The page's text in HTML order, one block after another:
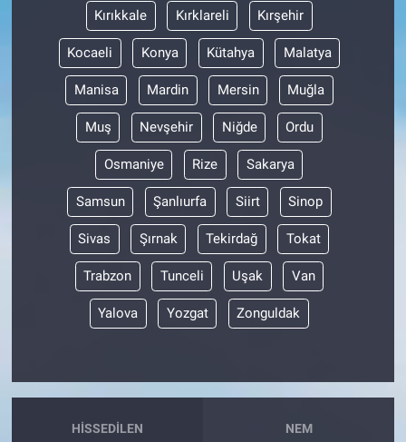
Kırıkkale Kırklareli Kırşehir
Kocaeli Konya Kütahya Malatya
Manisa Mardin Mersin Muğla
Muş Nevşehir Niğde Ordu
Osmaniye Rize Sakarya
Samsun Şanlıurfa Siirt Sinop
Sivas Şırnak Tekirdağ Tokat
Trabzon Tunceli Uşak Van
Yalova Yozgat Zonguldak
HISSEDILEN NEM